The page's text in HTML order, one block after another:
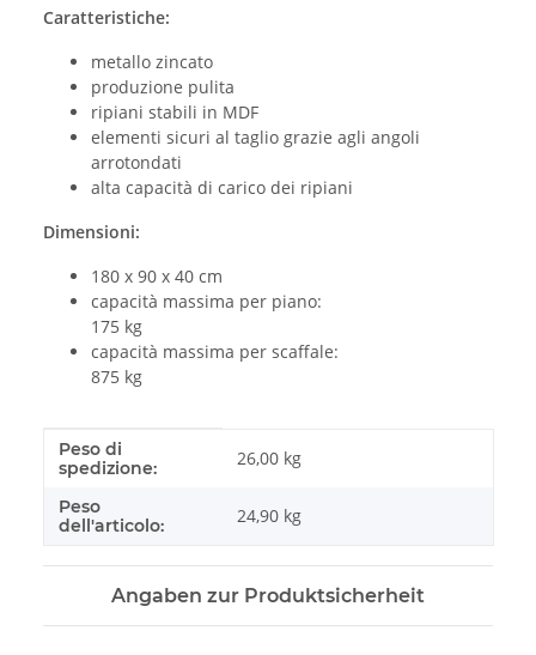
Caratteristiche:
metallo zincato
produzione pulita
ripiani stabili in MDF
elementi sicuri al taglio grazie agli angoli
arrotondati
alta capacità di carico dei ripiani
Dimensioni:
180 x 90 x 40 cm
capacità massima per piano:
175 kg
capacità massima per scaffale:
875 kg
#productDetails.itemInformation#
#productDetails.itemValue#
Peso di
spedizione:
26,00 kg
Peso
dell'articolo:
24,90 kg
Angaben zur Produktsicherheit